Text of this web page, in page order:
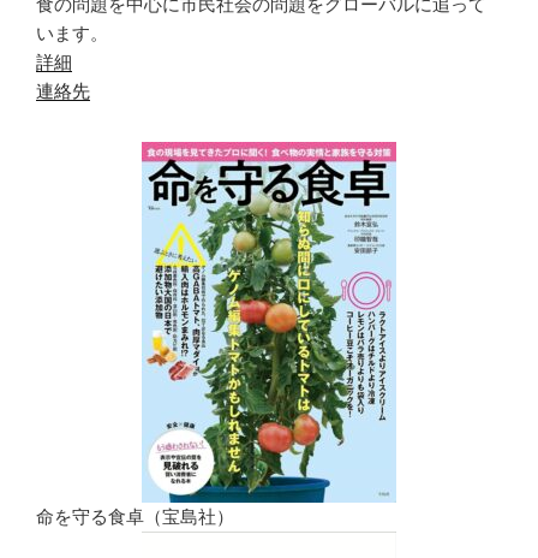
食の問題を中心に市民社会の問題をグローバルに追って
います。
詳細
連絡先
命を守る食卓（宝島社）